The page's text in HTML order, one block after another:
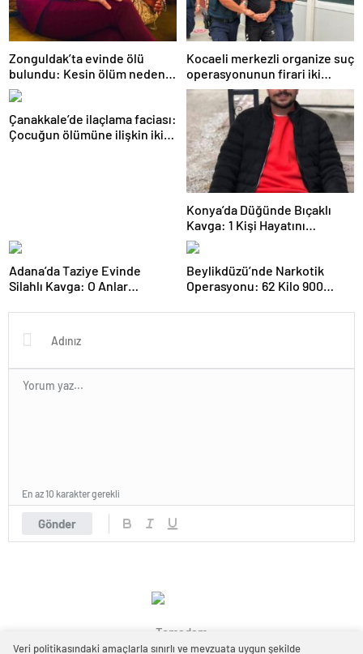
Zonguldak’ta evinde ölü
bulundu: Kesin ölüm nedeni
otopsiyle belirlenecek
Kocaeli merkezli organize suç
operasyonunun firari iki
şüphelisi yakalandı
Çanakkale’de ilaçlama faciası:
Çocuğun ölümüne ilişkin iki
Konya’da Düğünde Bıçaklı
Kavga: 1 Kişi Hayatını
Kaybetti
Adana’da Taziye Evinde
Silahlı Kavga: O Anlar
Beylikdüzü’nde Narkotik
Operasyonu: 62 Kilo 900
Geçirildi
Gönder
En az 10 karakter gerekli
Temadam
Veri politikasındaki amaçlarla sınırlı ve mevzuata uygun şekilde